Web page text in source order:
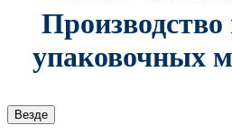
упаковочных
Везде